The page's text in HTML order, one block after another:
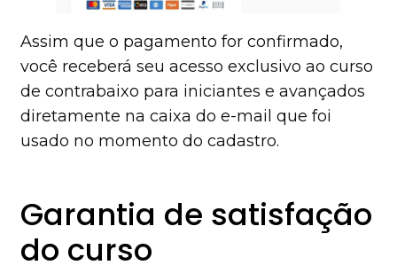
Assim que o pagamento for confirmado,
você receberá seu acesso exclusivo ao curso
de contrabaixo para iniciantes e avançados
diretamente na caixa do e-mail que foi
usado no momento do cadastro.
Garantia de satisfação
do curso